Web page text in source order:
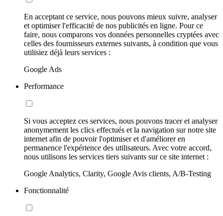
En acceptant ce service, nous pouvons mieux suivre, analyser
et optimiser l'efficacité de nos publicités en ligne. Pour ce
faire, nous comparons vos données personnelles cryptées avec
celles des fournisseurs externes suivants, à condition que vous
utilisiez déjà leurs services :
Google Ads
Performance
Si vous acceptez ces services, nous pouvons tracer et analyser
anonymement les clics effectués et la navigation sur notre site
internet afin de pouvoir l'optimiser et d'améliorer en
permanence l'expérience des utilisateurs. Avec votre accord,
nous utilisons les services tiers suivants sur ce site internet :
Google Analytics, Clarity, Google Avis clients, A/B-Testing
Fonctionnalité